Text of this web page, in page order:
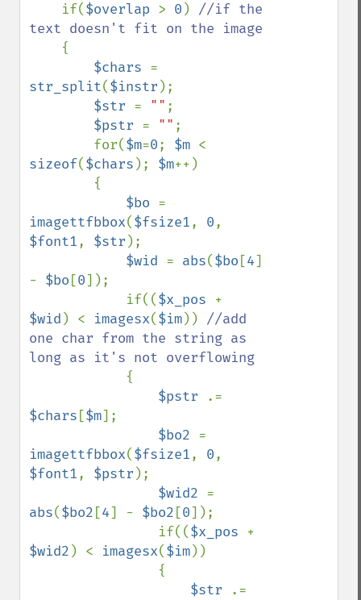
    if(
$overlap > 0 ) //if the
text doesn't fit on the image
{
$chars
str_split($instr );
$str = "" ;
$pstr = "" ;
        for(
$m=0; $m
sizeof($chars ); $m++)
$bo
imagettfbbox($fsize1, 0
$font1, $str );
$wid = abs($bo [4]
- $bo [0]);
            if((
$x_pos
$wid ) < imagesx($im)) //add
one char from the string as
long as it's not overflowing
{
$pstr
$chars [$m];
$bo2
imagettfbbox($fsize1, 0
$font1, $pstr );
$wid2
abs($bo2 [4] - $bo2 [0]);
                if((
$x_pos
$wid2 ) < imagesx($im))
$str